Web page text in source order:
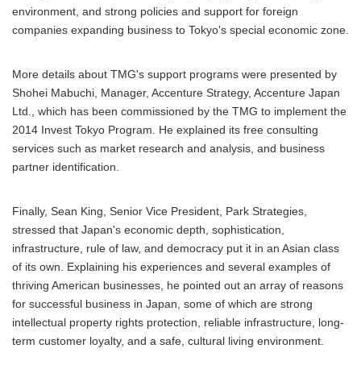
environment, and strong policies and support for foreign
companies expanding business to Tokyo's special economic zone.
More details about TMG's support programs were presented by
Shohei Mabuchi, Manager, Accenture Strategy, Accenture Japan
Ltd., which has been commissioned by the TMG to implement the
2014 Invest Tokyo Program. He explained its free consulting
services such as market research and analysis, and business
partner identification.
Finally, Sean King, Senior Vice President, Park Strategies,
stressed that Japan's economic depth, sophistication,
infrastructure, rule of law, and democracy put it in an Asian class
of its own. Explaining his experiences and several examples of
thriving American businesses, he pointed out an array of reasons
for successful business in Japan, some of which are strong
intellectual property rights protection, reliable infrastructure, long-
term customer loyalty, and a safe, cultural living environment.